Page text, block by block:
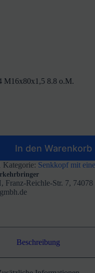
M16x80x1,5 8.8 o.M.
In den Warenkorb
Kategorie: Senkkopf mit
Franz-Reichle-Str. 7,
Beschreibung